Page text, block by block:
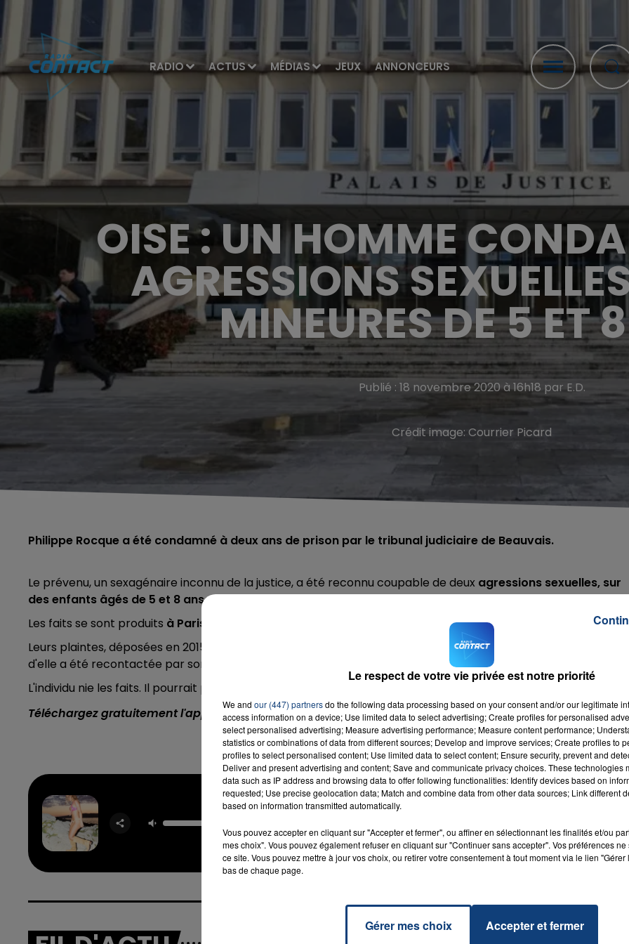
RADIO ACTUS MÉDIAS JEUX ANNONCEURS
LA TEAM DU WEEK-END
7h00 - 12h00
OISE : UN HOMME
AGRESSIONS
MINEURES DE 5 ET
Publié : 18 novembre 2020 à 16h18 par E.D.
Crédit image: Courrier Picard
Philippe Rocque a été condamné à deux ans de prison par le tribunal judiciaire de Beauvais.
Le prévenu, un sexagénaire inconnu de la justice, a été reconnu coupable de deux agressions sexuelles, sur
des enfants âgés de 5 et 8 ans.
Les faits se sont produits à Paris en 2001 et à Berthecourt, dans l'Oise en 2008.
Leurs plaintes, déposées en 2015 et 2016, sont indépendantes, les deux victimes ne se connaissant pas. L’une
d'elle a été recontactée par son agresseur sur Facebook, huit ans après les faits, d'où sa plainte.
L'individu nie les faits. Il pourrait pourtant s'en être pris à trois autres personnes. L'enquête se poursuit.
Téléchargez gratuitement l'application Contact FM sur
et
EVA
Le respect de votre vie privée est notre priorité
We and our (447) partnersdo the following data processing based on your consent and/or our legitimate
access information on a device; Use limited data to select advertising; Create profiles for personalised
select personalised advertising; Measure advertising performance; Measure content performance;
statistics or combinations of data from different sources; Develop and improve services; Create profiles to
profiles to select personalised content; Use limited data to select content; Ensure security, prevent and
Deliver and present advertising and content; Save and communicate privacy choices. These technologies
data such as IP address and browsing data to offer following functionalities: Identify devices based on
requested; Use precise geolocation data; Match and combine data from other data sources; Link different
based on information transmitted automatically.
Vous pouvez accepter en cliquant sur "Accepter et fermer", ou affiner en sélectionnant les finalités et/ou
mes choix". Vous pouvez également refuser en cliquant sur "Continuer sans accepter". Vos préférences
ce site. Vous pouvez mettre à jour vos choix, ou retirer votre consentement à tout moment via le lien
bas de chaque page.
Gérer mes choix Accepter et fermer